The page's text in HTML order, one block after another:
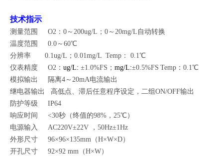
技术指示
测量范围 O2：0 ～ 200ug/L；0 ～ 20mg/L自动转换
温度范围 0 0～60℃
分辨率 0.1ug/L；0.01mg/L Temp ： 0.1℃
仪表精度 O2： ug/L: ±1. 0%FS ； mg/L:±0 .5%FS Temp ：0.1℃
模拟输出 隔离4～20mA电流输出
继电器输出 高低点、滞后任意程序设定，二组ON/OFF输出
防护等级 IP64
响应时间 <30秒（终值的98%，25℃）
电源输入 AC220V±22V ，50Hz±1Hz
外形尺寸 96×96×135mm（H×W×D）
开孔尺寸 92×92 mm（H×W）